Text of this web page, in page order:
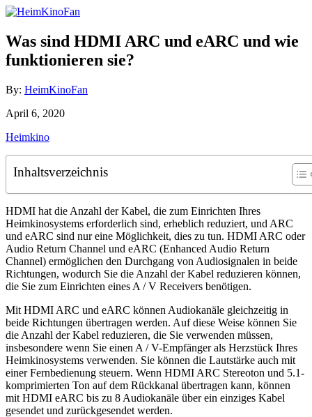
Skip
Content
Was sind HDMI ARC und eARC und wie
funktionieren sie?
By: Author
HeimKinoFan
Posted
April 6, 2020
Categories
Heimkino
Inhaltsverzeichnis
HDMI hat die Anzahl der Kabel, die zum Einrichten Ihres
Heimkinosystems erforderlich sind, erheblich reduziert, und ARC
und eARC sind nur eine Möglichkeit, dies zu tun. HDMI ARC oder
Audio Return Channel und eARC (Enhanced Audio Return
Channel) ermöglichen den Durchgang von Audiosignalen in beide
Richtungen, wodurch Sie die Anzahl der Kabel reduzieren können,
die Sie zum Einrichten eines A / V Receivers benötigen.
Mit HDMI ARC und eARC können Audiokanäle gleichzeitig in
beide Richtungen übertragen werden. Auf diese Weise können Sie
die Anzahl der Kabel reduzieren, die Sie verwenden müssen,
insbesondere wenn Sie einen A / V-Empfänger als Herzstück Ihres
Heimkinosystems verwenden. Sie können die Lautstärke auch mit
einer Fernbedienung steuern. Wenn HDMI ARC Stereoton und 5.1-
komprimierten Ton auf dem Rückkanal übertragen kann, können
mit HDMI eARC bis zu 8 Audiokanäle über ein einziges Kabel
gesendet und zurückgesendet werden.